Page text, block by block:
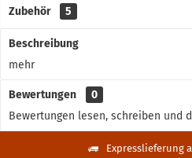
Zubehör 5
Beschreibung
mehr
Bewertungen
0
Bewertungen lesen, schreiben und
Expresslieferung